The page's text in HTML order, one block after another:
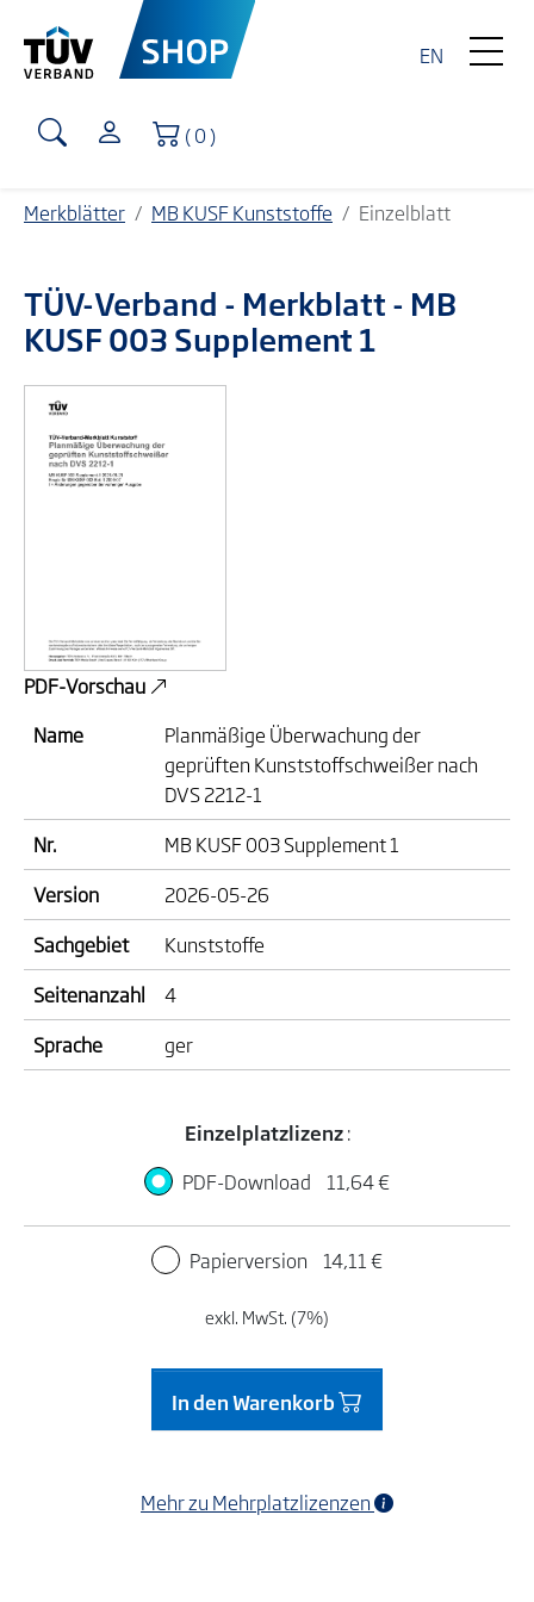
EN
Warenkorb
( 0 )
Merkblätter MB KUSF Kunststoffe Einzelblatt
TÜV-Verband - Merkblatt - MB
KUSF 003 Supplement 1
PDF-Vorschau
Name
Planmäßige Überwachung der
geprüften Kunststoffschweißer nach
DVS 2212-1
Nr.
MB KUSF 003 Supplement 1
Version
2026-05-26
Sachgebiet
Kunststoffe
Seitenanzahl
4
Sprache
ger
Einzelplatzlizenz:
PDF-Download
11,64 €
Papierversion 14,11 €
exkl. MwSt. (7%)
In den Warenkorb
Mehr zu Mehrplatzlizenzen